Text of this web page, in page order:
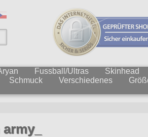
Fussball/Ultras Skinhead
Schmuck Verschiedenes